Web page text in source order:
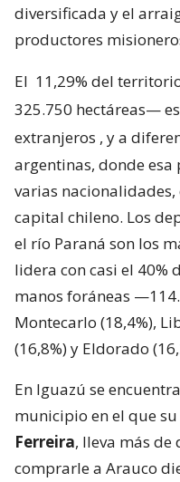
diversificada y el
productores
El 11,29% del
325.750 hectáreas—
extranjeros , y a
argentinas, donde
varias
capital chileno. Los
el río Paraná son los
lidera con casi el 40%
manos foráneas
Montecarlo (18,4%),
(16,8%) y Eldorado
En Iguazú se
municipio en el que
Ferreira, lleva más de
comprarle a Arauco